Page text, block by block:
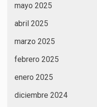
mayo 2025
abril 2025
marzo 2025
febrero 2025
enero 2025
diciembre 2024